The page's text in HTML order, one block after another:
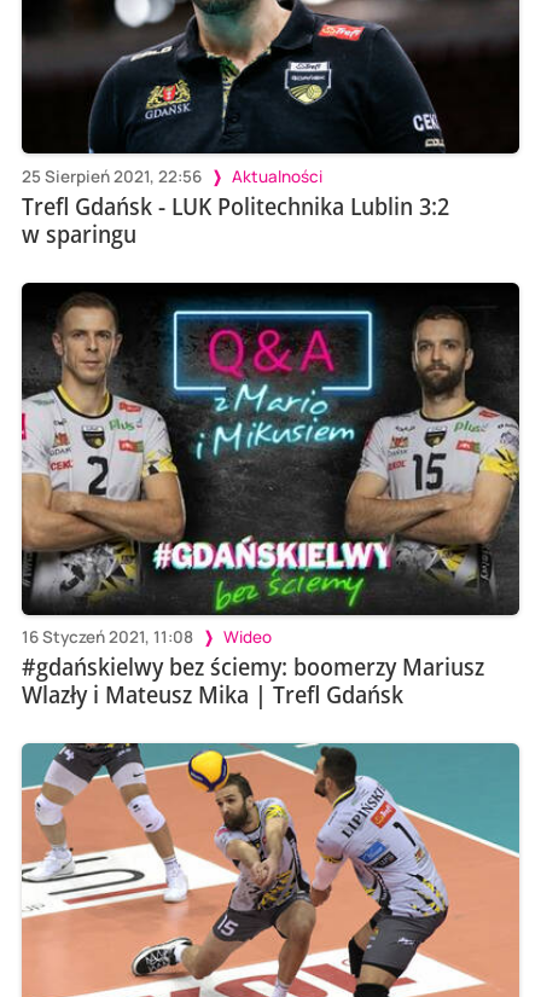
25 Sierpień 2021, 22:56 Aktualności
Trefl Gdańsk - LUK Politechnika Lublin 3:2
w sparingu
16 Styczeń 2021, 11:08 Wideo
#gdańskielwy bez ściemy: boomerzy Mariusz
Wlazły i Mateusz Mika | Trefl Gdańsk